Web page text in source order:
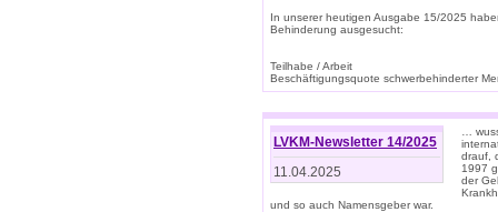
In unserer heutigen Ausgabe 15/2025
Behinderung ausgesucht:
Teilhabe / Arbeit
Beschäftigungsquote schwerbehinderter
LVKM-Newsletter 14/2025
11.04.2025
…
drauf,
1997
der
und so auch Namensgeber war.